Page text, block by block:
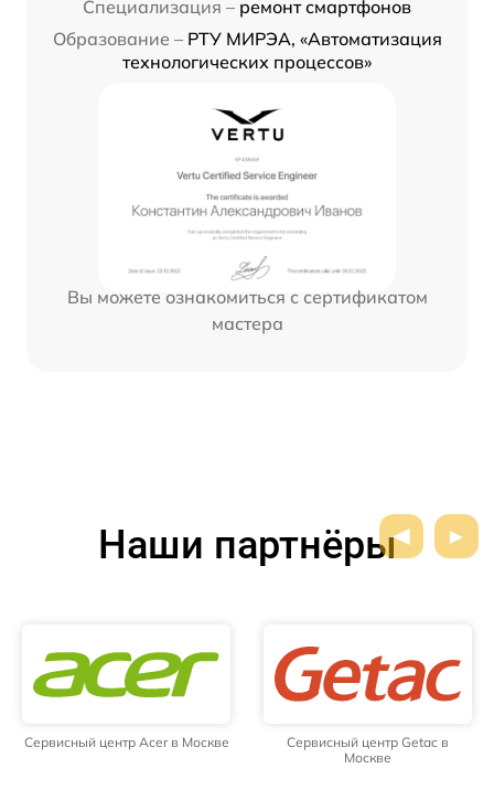
Специализация – ремонт смартфонов
Образование – РТУ МИРЭА, «Автоматизация
технологических процессов»
Вы можете ознакомиться с сертификатом
мастера
Наши партнёры
Сервисный центр Acer в Москве
Сервисный центр Getac в
Москве